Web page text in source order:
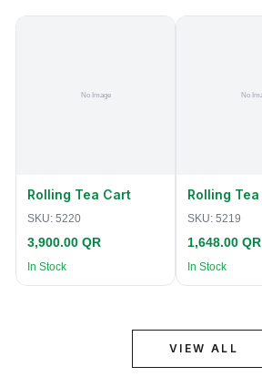
Rolling Tea Cart
SKU: 5220
3,900.00 QR
In Stock
Rolling
SKU: 5219
1,648.00 QR
In Stock
VIEW ALL